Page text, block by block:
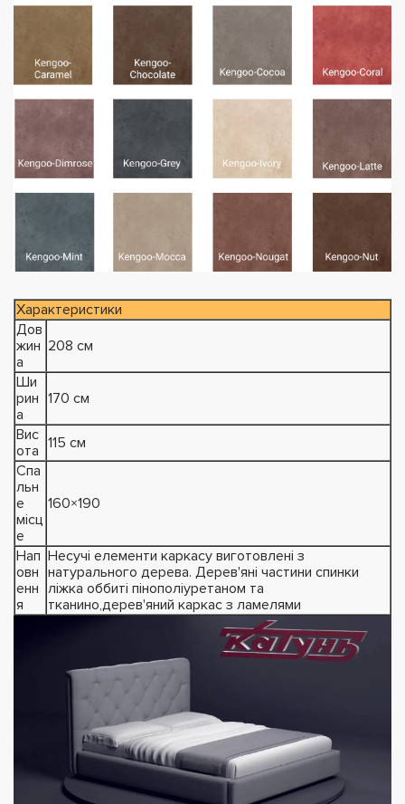
Характеристики
Дов
жин
а
208 см
Ши
рин
а
170 см
Вис
ота 115 см
Спа
льн
е
місц
е
160×190
Нап
овн
енн
я
Несучі елементи каркасу виготовлені з
натурального дерева. Дерев'яні частини спинки
ліжка оббиті пінополіуретаном та
тканино,дерев'яний каркас з ламелями